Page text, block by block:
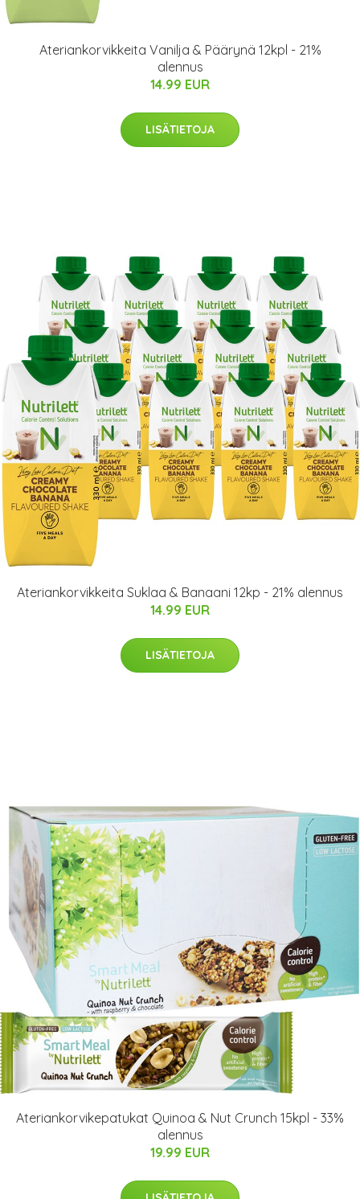
Ateriankorvikkeita Vanilja & Päärynä 12kpl - 21%
alennus
14.99 EUR
LISÄTIETOJA
Ateriankorvikkeita Suklaa & Banaani 12kp - 21% alennus
14.99 EUR
LISÄTIETOJA
Ateriankorvikepatukat Quinoa & Nut Crunch 15kpl - 33%
alennus
19.99 EUR